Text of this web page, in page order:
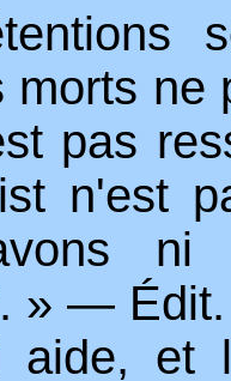
morts ne
pas
n'est
ni
» — É
aide, et